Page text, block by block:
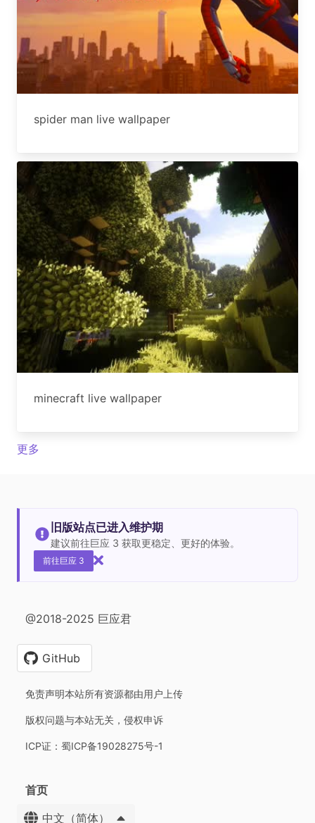
spider man live wallpaper
minecraft live wallpaper
更多
旧版站点已进入维护期
建议前往巨应 3 获取更稳定、更好的体验。
前往巨应 3
@2018-2025 巨应君
GitHub
免责声明本站所有资源都由用户上传
版权问题与本站无关，侵权申诉
ICP证：蜀ICP备19028275号-1
首页
中文（简体）